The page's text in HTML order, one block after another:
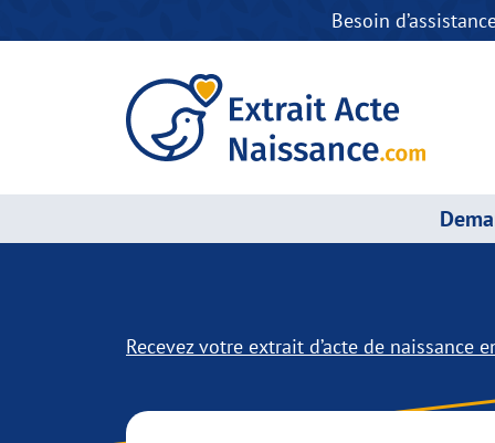
Besoin
Recevez votre extrait d’acte de naissance